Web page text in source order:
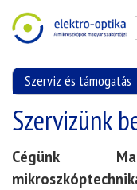
Szerviz és támogatás
Szervizünk
Cégünk